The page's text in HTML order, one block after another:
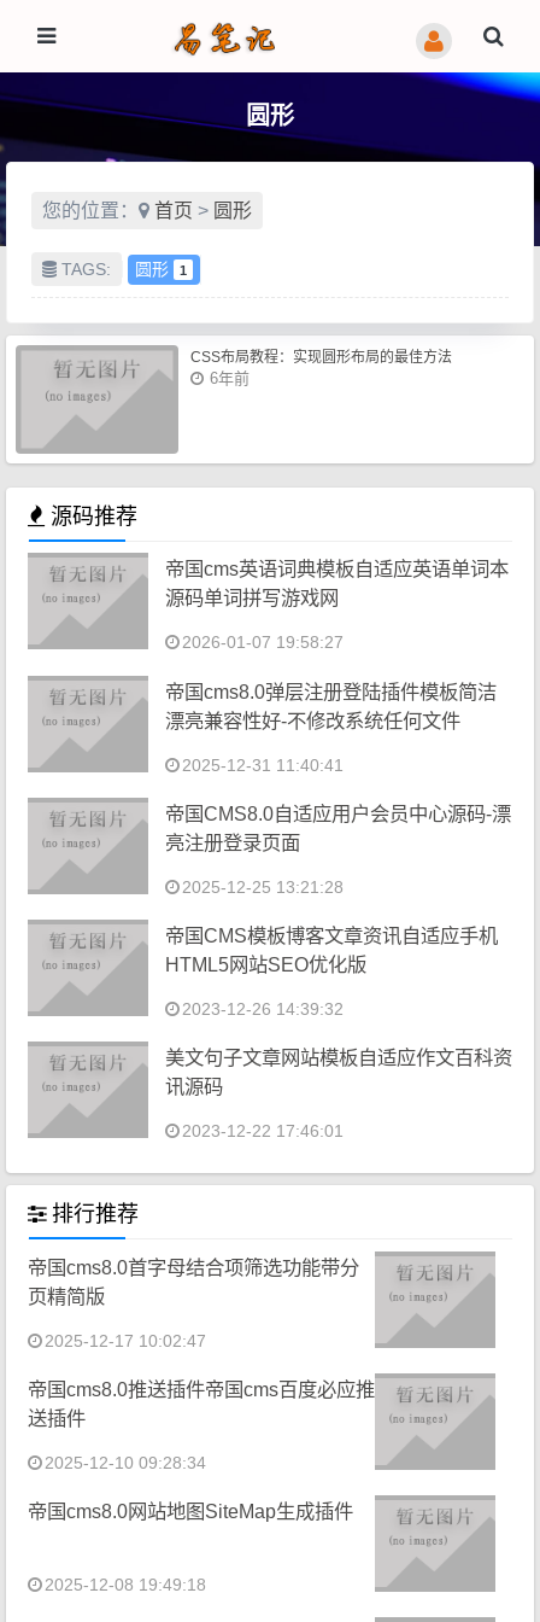
圆形
您的位置： 首页 > 圆形
TAGS: 圆形 1
CSS布局教程：实现圆形布局的最佳方法
6年前
源码推荐
帝国cms英语词典模板自适应英语单词本
源码单词拼写游戏网
2026-01-07 19:58:27
帝国cms8.0弹层注册登陆插件模板简洁
漂亮兼容性好-不修改系统任何文件
2025-12-31 11:40:41
帝国CMS8.0自适应用户会员中心源码-漂
亮注册登录页面
2025-12-25 13:21:28
帝国CMS模板博客文章资讯自适应手机
HTML5网站SEO优化版
2023-12-26 14:39:32
美文句子文章网站模板自适应作文百科资
讯源码
2023-12-22 17:46:01
排行推荐
帝国cms8.0首字母结合项筛选功能带分
页精简版
2025-12-17 10:02:47
帝国cms8.0推送插件帝国cms百度必应推
送插件
2025-12-10 09:28:34
帝国cms8.0网站地图SiteMap生成插件
2025-12-08 19:49:18